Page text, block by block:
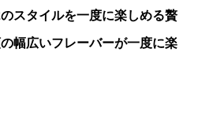
スタイルを一度に楽しめる贅
幅広いフレーバーが一度に楽